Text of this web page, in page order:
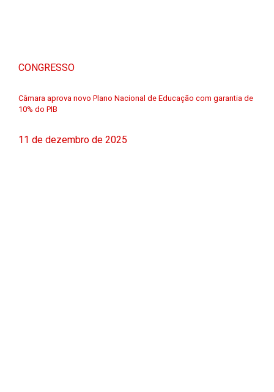
CONGRESSO
Câmara aprova novo Plano Nacional de Educação com garantia de
10% do PIB
11 de dezembro de 2025